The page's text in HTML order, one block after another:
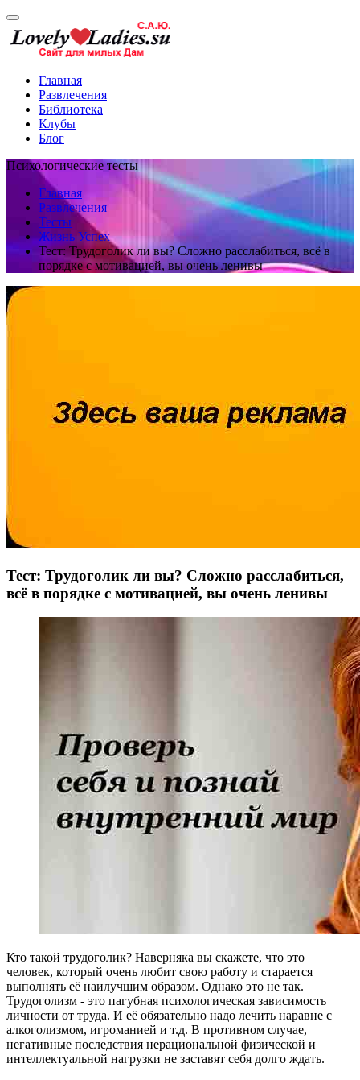
Главная
Развлечения
Библиотека
Клубы
Блог
Психологические тесты
Главная
Развлечения
Тесты
Жизнь Успех
Тест: Трудоголик ли вы? Сложно расслабиться, всё в
порядке с мотивацией, вы очень ленивы
Тест: Трудоголик ли вы? Сложно расслабиться,
всё в порядке с мотивацией, вы очень ленивы
Кто такой трудоголик? Наверняка вы скажете, что это
человек, который очень любит свою работу и старается
выполнять её наилучшим образом. Однако это не так.
Трудоголизм - это пагубная психологическая зависимость
личности от труда. И её обязательно надо лечить наравне с
алкоголизмом, игроманией и т.д. В противном случае,
негативные последствия нерациональной физической и
интеллектуальной нагрузки не заставят себя долго ждать.